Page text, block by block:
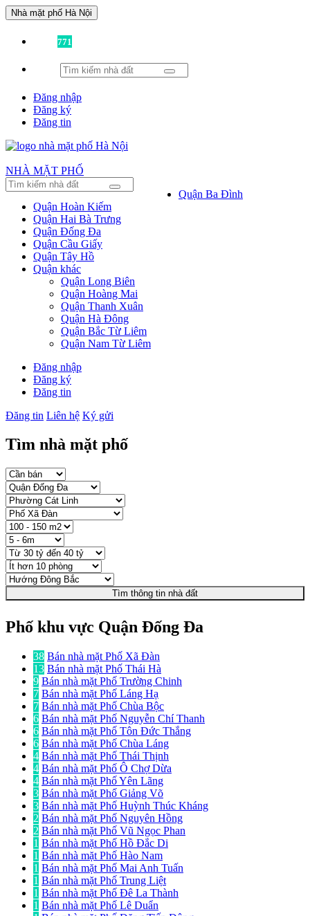
Nhà mặt phố Hà Nội
771
Đăng nhập
Đăng ký
Đăng tin
NHÀ MẶT PHỐ
Quận Ba Đình
Quận Hoàn Kiếm
Quận Hai Bà Trưng
Quận Đống Đa
Quận Cầu Giấy
Quận Tây Hồ
Quận khác
Quận Long Biên
Quận Hoàng Mai
Quận Thanh Xuân
Quận Hà Đông
Quận Bắc Từ Liêm
Quận Nam Từ Liêm
Đăng nhập
Đăng ký
Đăng tin
Đăng tin Liên hệ Ký gửi
Tìm nhà mặt phố
Tìm thông tin nhà đất
Phố khu vực Quận Đống Đa
38 Bán nhà mặt Phố Xã Đàn
13 Bán nhà mặt Phố Thái Hà
9 Bán nhà mặt Phố Trường Chinh
7 Bán nhà mặt Phố Láng Hạ
7 Bán nhà mặt Phố Chùa Bộc
6 Bán nhà mặt Phố Nguyễn Chí Thanh
6 Bán nhà mặt Phố Tôn Đức Thắng
6 Bán nhà mặt Phố Chùa Láng
4 Bán nhà mặt Phố Thái Thịnh
4 Bán nhà mặt Phố Ô Chợ Dừa
4 Bán nhà mặt Phố Yên Lãng
3 Bán nhà mặt Phố Giảng Võ
3 Bán nhà mặt Phố Huỳnh Thúc Kháng
2 Bán nhà mặt Phố Nguyên Hồng
2 Bán nhà mặt Phố Vũ Ngọc Phan
1 Bán nhà mặt Phố Hồ Đắc Di
1 Bán nhà mặt Phố Hào Nam
1 Bán nhà mặt Phố Mai Anh Tuấn
1 Bán nhà mặt Phố Trung Liệt
1 Bán nhà mặt Phố Đê La Thành
1 Bán nhà mặt Phố Lê Duẩn